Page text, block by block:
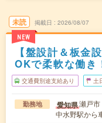
未読
NEW
掲載日 2026/08/07
【盤設計＆板金
OKで柔軟な働き
交通費別途支給あり 土
勤務地 愛知県瀬戸市
中水野駅から